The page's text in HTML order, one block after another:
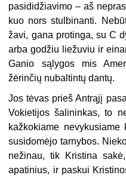
pasididžiavimo – aš
kuo nors stulbinanti.
žavi, gana protinga, su C
arba godžiu liežuviu ir
Ganio sąlygos mis
žėrinčių nubaltintų dantų.
Jos tėvas prieš Antrąjį
Vokietijos šalininkas, to
kažkokiame
susidomėjo tarnybos.
nežinau, tik Kristina
apatinius, ir paskui